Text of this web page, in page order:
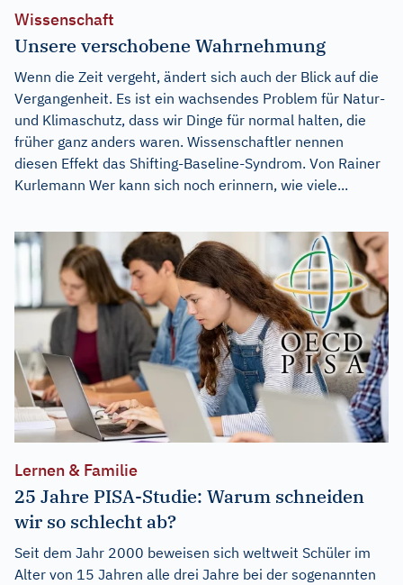
Wissenschaft
Unsere verschobene Wahrnehmung
Wenn die Zeit vergeht, ändert sich auch der Blick auf die
Vergangenheit. Es ist ein wachsendes Problem für Natur-
und Klimaschutz, dass wir Dinge für normal halten, die
früher ganz anders waren. Wissenschaftler nennen
diesen Effekt das Shifting-Baseline-Syndrom. Von Rainer
Kurlemann Wer kann sich noch erinnern, wie viele...
Lernen & Familie
25 Jahre PISA-Studie: Warum schneiden
wir so schlecht ab?
Seit dem Jahr 2000 beweisen sich weltweit Schüler im
Alter von 15 Jahren alle drei Jahre bei der sogenannten